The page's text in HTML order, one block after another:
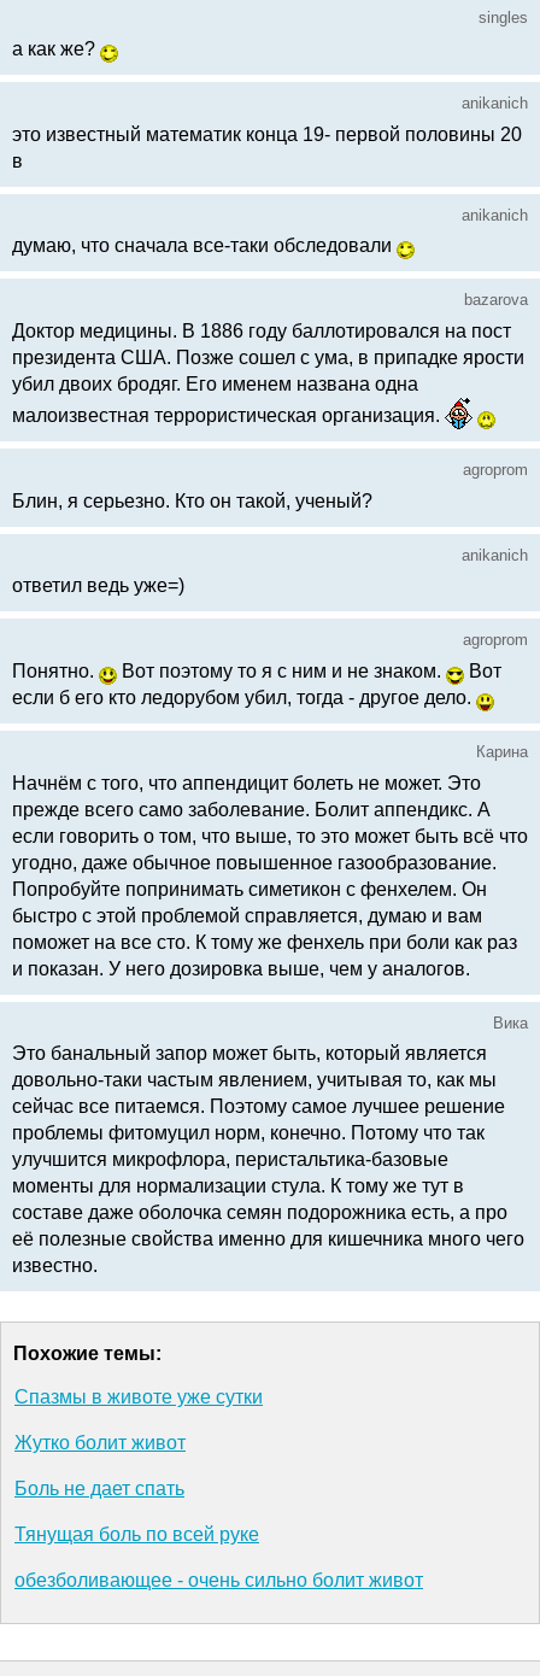
singles
а как же?
anikanich
это известный математик конца 19- первой половины 20
в
anikanich
думаю, что сначала все-таки обследовали
bazarova
Доктор медицины. В 1886 году баллотировался на пост
президента США. Позже сошел с ума, в припадке ярости
убил двоих бродяг. Его именем названа одна
малоизвестная террористическая организация.
agroprom
Блин, я серьезно. Кто он такой, ученый?
anikanich
ответил ведь уже=)
agroprom
Понятно. Вот поэтому то я с ним и не знаком.
Вот
если б его кто ледорубом убил, тогда - другое дело.
Карина
Начнём с того, что аппендицит болеть не может. Это
прежде всего само заболевание. Болит аппендикс. А
если говорить о том, что выше, то это может быть всё что
угодно, даже обычное повышенное газообразование.
Попробуйте попринимать симетикон с фенхелем. Он
быстро с этой проблемой справляется, думаю и вам
поможет на все сто. К тому же фенхель при боли как раз
и показан. У него дозировка выше, чем у аналогов.
Вика
Это банальный запор может быть, который является
довольно-таки частым явлением, учитывая то, как мы
сейчас все питаемся. Поэтому самое лучшее решение
проблемы фитомуцил норм, конечно. Потому что так
улучшится микрофлора, перистальтика-базовые
моменты для нормализации стула. К тому же тут в
составе даже оболочка семян подорожника есть, а про
её полезные свойства именно для кишечника много чего
известно.
Похожие темы:
Спазмы в животе уже сутки
Жутко болит живот
Боль не дает спать
Тянущая боль по всей руке
обезболивающее - очень сильно болит живот